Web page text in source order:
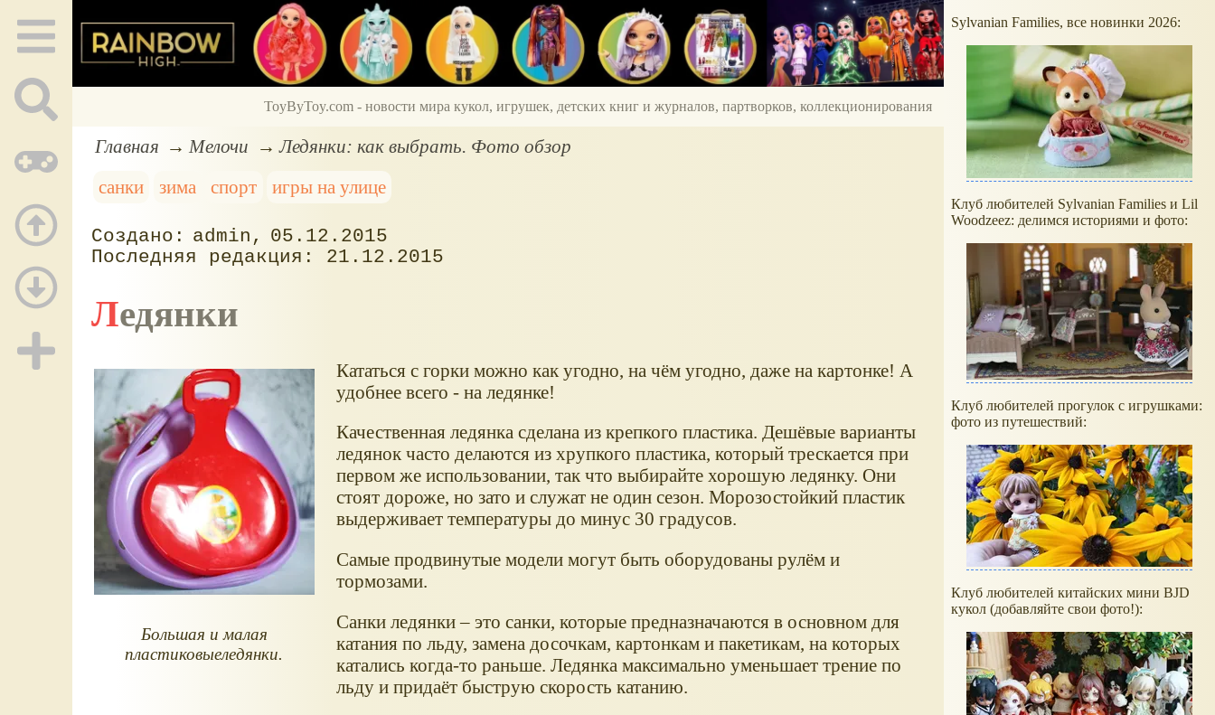
ToyByToy.com - новости мира кукол, игрушек, детских книг и журналов, партворков, коллекционирования
Главная Мелочи
Ледянки: как выбрать. Фото обзор
санки
зима спорт игры на улице
admin
05.12.2015
21.12.2015
Ледянки
Большая и малая
пластиковыеледянки.
Кататься с горки можно как угодно, на чём угодно, даже на картонке! А
удобнее всего - на ледянке!
Качественная ледянка сделана из крепкого пластика. Дешёвые варианты
ледянок часто делаются из хрупкого пластика, который трескается при
первом же использовании, так что выбирайте хорошую ледянку. Они
стоят дороже, но зато и служат не один сезон. Морозостойкий пластик
выдерживает температуры до минус 30 градусов.
Самые продвинутые модели могут быть оборудованы рулём и
тормозами.
Санки ледянки – это санки, которые предназначаются в основном для
катания по льду, замена досочкам, картонкам и пакетикам, на которых
катались когда-то раньше. Ледянка максимально уменьшает трение по
льду и придаёт быструю скорость катанию.
Sylvanian Families, все новинки 2026:
Клуб любителей Sylvanian Families и Lil
Woodzeez: делимся историями и фото:
Клуб любителей прогулок с игрушками:
фото из путешествий:
Клуб любителей китайских мини BJD
кукол (добавляйте свои фото!):